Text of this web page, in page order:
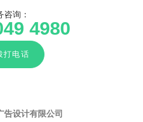
咨询：
4980
打电话
告设计有限公司